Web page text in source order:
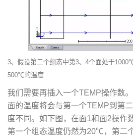
3、假设第二个组态中第3、4个面处于
500℃的温度
我们需要再插入一个TEMP操作数
面的温度将会与第一个TEMP到第
度不同。如下图，在面1和面2操作
第一个组态温度仍然为20℃，第二